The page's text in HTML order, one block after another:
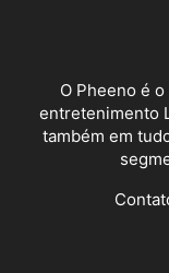
O Pheeno é
entretenimento
também em